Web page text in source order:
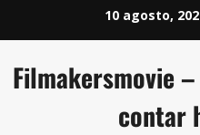
10 agosto,
Filmakersmovie
contar